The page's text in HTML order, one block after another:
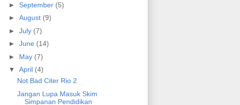
► September (5)
► August (9)
► July (7)
► June (14)
► May (7)
▼ April (4)
Not Bad Citer Rio 2
Jangan Lupa Masuk Skim
Simpanan Pendidikan